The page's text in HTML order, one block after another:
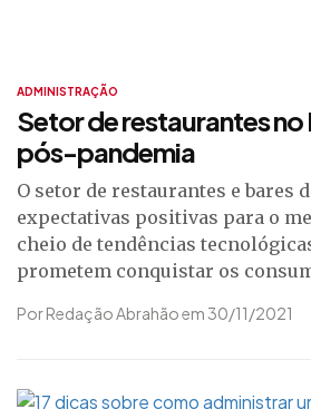
ADMINISTRAÇÃO
Setor de restaurantes
pós-pandemia
O setor de restaurantes e bares
expectativas positivas para o
cheio de tendências
prometem conquistar os
Por Redação Abrahão em 30/11/2021